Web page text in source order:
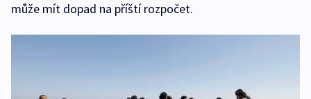
může mít dopad na příští rozpočet.